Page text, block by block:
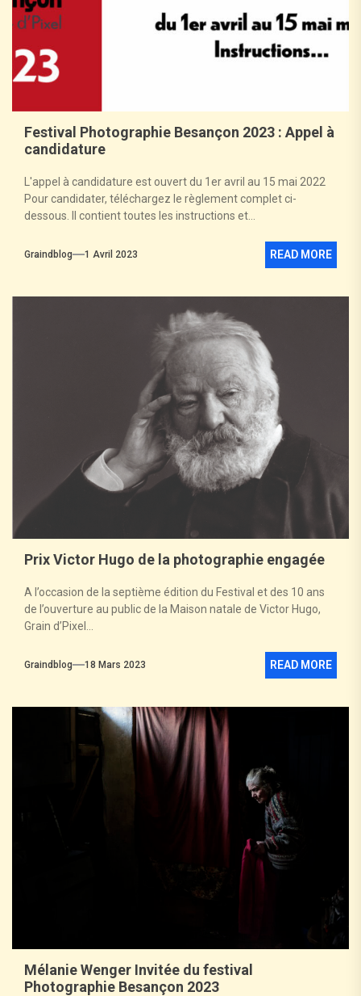
Festival Photographie Besançon 2023 : Appel à
candidature
L'appel à candidature est ouvert du 1er avril au 15 mai 2022
Pour candidater, téléchargez le règlement complet ci-
dessous. Il contient toutes les instructions et...
Graindblog 1 Avril 2023 READ MORE
Prix Victor Hugo de la photographie engagée
A l’occasion de la septième édition du Festival et des 10 ans
de l’ouverture au public de la Maison natale de Victor Hugo,
Grain d’Pixel...
Graindblog 18 Mars 2023 READ MORE
Mélanie Wenger Invitée du festival
Photographie Besançon 2023